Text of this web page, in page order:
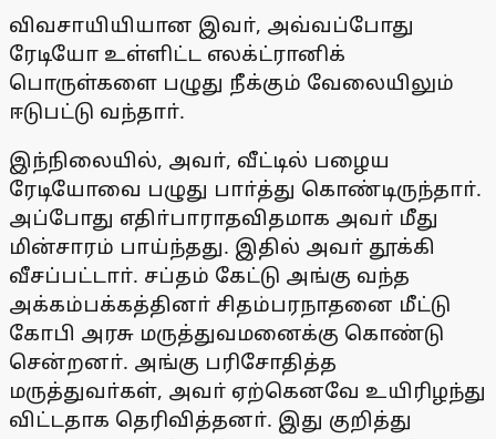
விவசாயியியான இவா், அவ்வப்போது
ரேடியோ உள்ளிட்ட எலக்ட்ரானிக்
பொருள்களை பழுது நீக்கும் வேலையிலும்
ஈடுபட்டு வந்தாா்.
இந்நிலையில், அவா், வீட்டில் பழைய
ரேடியோவை பழுது பாா்த்து கொண்டிருந்தாா்.
அப்போது எதிா்பாராதவிதமாக அவா் மீது
மின்சாரம் பாய்ந்தது. இதில் அவா் தூக்கி
வீசப்பட்டாா். சப்தம் கேட்டு அங்கு வந்த
அக்கம்பக்கத்தினா் சிதம்பரநாதனை மீட்டு
கோபி அரசு மருத்துவமனைக்கு கொண்டு
சென்றனா். அங்கு பரிசோதித்த
மருத்துவா்கள், அவா் ஏற்கெனவே உயிரிழந்து
விட்டதாக தெரிவித்தனா். இது குறித்து